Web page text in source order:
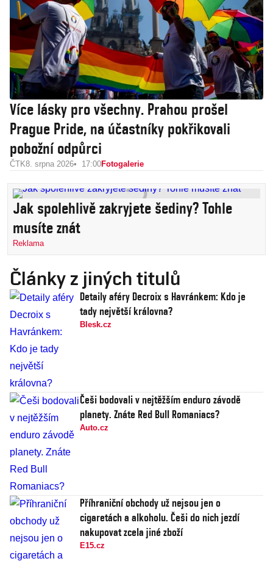
Více lásky pro všechny. Prahou prošel
Prague Pride, na účastníky pokřikovali
pobožní odpůrci
ČTK8. srpna 2026 17:00Fotogalerie
Jak spolehlivě zakryjete šediny? Tohle
musíte znát
Reklama
Články z jiných titulů
Detaily aféry Decroix s Havránkem: Kdo je
tady největší královna?
Blesk.cz
Češi bodovali v nejtěžším enduro závodě
planety. Znáte Red Bull Romaniacs?
Auto.cz
Příhraniční obchody už nejsou jen o
cigaretách a alkoholu. Češi do nich jezdí
nakupovat zcela jiné zboží
E15.cz